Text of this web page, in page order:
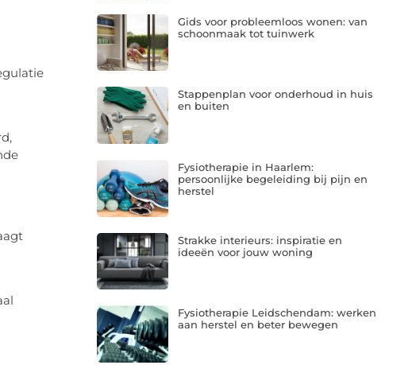
Gids voor probleemloos wonen: van
schoonmaak tot tuinwerk
Stappenplan voor onderhoud in huis
en buiten
Fysiotherapie in Haarlem:
persoonlijke begeleiding bij pijn en
herstel
Strakke interieurs: inspiratie en
ideeën voor jouw woning
Fysiotherapie Leidschendam: werken
aan herstel en beter bewegen